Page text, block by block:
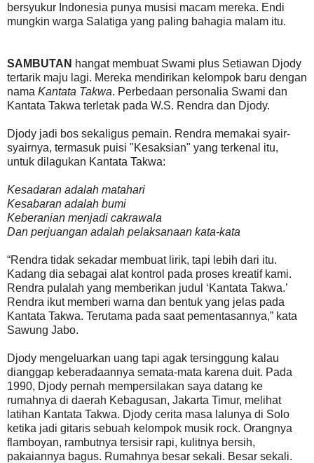
bersyukur Indonesia punya musisi macam mereka. Endi
mungkin warga Salatiga yang paling bahagia malam itu.
SAMBUTAN hangat membuat Swami plus Setiawan Djody
tertarik maju lagi. Mereka mendirikan kelompok baru dengan
nama Kantata Takwa. Perbedaan personalia Swami dan
Kantata Takwa terletak pada W.S. Rendra dan Djody.
Djody jadi bos sekaligus pemain. Rendra memakai syair-
syairnya, termasuk puisi "Kesaksian" yang terkenal itu,
untuk dilagukan Kantata Takwa:
Kesadaran adalah matahari
Kesabaran adalah bumi
Keberanian menjadi cakrawala
Dan perjuangan adalah pelaksanaan kata-kata
“Rendra tidak sekadar membuat lirik, tapi lebih dari itu.
Kadang dia sebagai alat kontrol pada proses kreatif kami.
Rendra pulalah yang memberikan judul ‘Kantata Takwa.’
Rendra ikut memberi warna dan bentuk yang jelas pada
Kantata Takwa. Terutama pada saat pementasannya,” kata
Sawung Jabo.
Djody mengeluarkan uang tapi agak tersinggung kalau
dianggap keberadaannya semata-mata karena duit. Pada
1990, Djody pernah mempersilakan saya datang ke
rumahnya di daerah Kebagusan, Jakarta Timur, melihat
latihan Kantata Takwa. Djody cerita masa lalunya di Solo
ketika jadi gitaris sebuah kelompok musik rock. Orangnya
flamboyan, rambutnya tersisir rapi, kulitnya bersih,
pakaiannya bagus. Rumahnya besar sekali. Besar sekali.